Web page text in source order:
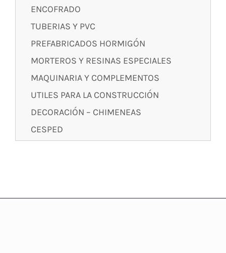
ENCOFRADO
TUBERIAS Y PVC
PREFABRICADOS HORMIGÓN
MORTEROS Y RESINAS ESPECIALES
MAQUINARIA Y COMPLEMENTOS
UTILES PARA LA CONSTRUCCIÓN
DECORACIÓN – CHIMENEAS
CESPED